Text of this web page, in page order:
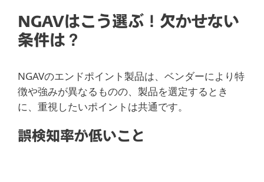
NGAVはこう選ぶ！欠かせない
条件は？
NGAVのエンドポイント製品は、ベンダーにより特
徴や強みが異なるものの、製品を選定するとき
に、重視したいポイントは共通です。
誤検知率が低いこと